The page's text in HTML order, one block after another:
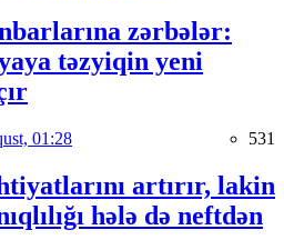
zərbələr:
təzyiqin yeni
01:28 531
artırır, lakin
hələ də neftdən